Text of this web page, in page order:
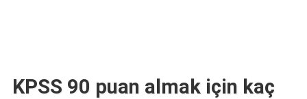
KPSS 90 puan almak için kaç